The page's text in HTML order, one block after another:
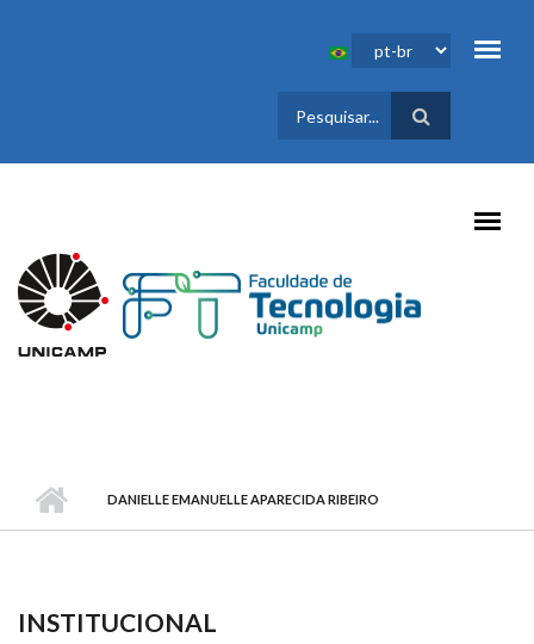
FORMULÁRIO
DE BUSCA
DANIELLE EMANUELLE APARECIDA RIBEIRO
INSTITUCIONAL